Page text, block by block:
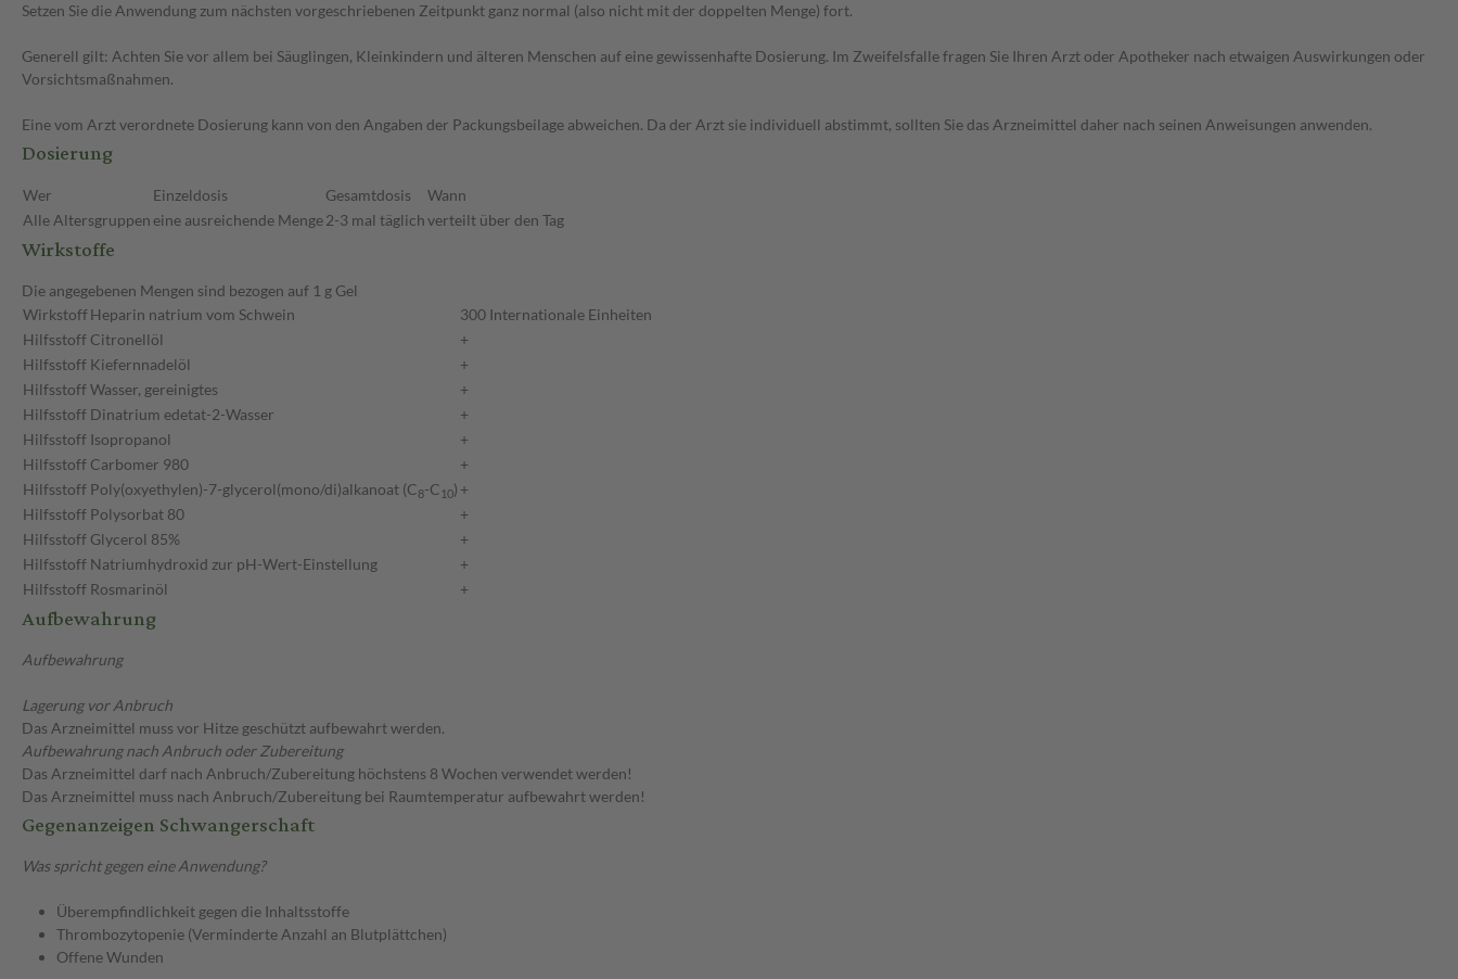
Setzen Sie die Anwendung zum nächsten vorgeschriebenen Zeitpunkt ganz normal (also nicht mit der doppelten Menge) fort.
Generell gilt: Achten Sie vor allem bei Säuglingen, Kleinkindern und älteren Menschen auf eine gewissenhafte Dosierung. Im Zweifelsfalle fragen Sie Ihren Arzt oder Apotheker nach etwaigen Auswirkungen oder
Vorsichtsmaßnahmen.
Eine vom Arzt verordnete Dosierung kann von den Angaben der Packungsbeilage abweichen. Da der Arzt sie individuell abstimmt, sollten Sie das Arzneimittel daher nach seinen Anweisungen anwenden.
Dosierung
Wer Einzeldosis Gesamtdosis
Wann
Alle Altersgruppeneine ausreichende Menge2-3 mal täglichverteilt über den Tag
Wirkstoffe
Die angegebenen Mengen sind bezogen auf 1 g Gel
WirkstoffHeparin natrium vom Schwein
300 Internationale Einheiten
Hilfsstoff Citronellöl
+
Hilfsstoff Kiefernnadelöl
+
HilfsstoffWasser, gereinigtes
+
Hilfsstoff Dinatrium edetat-2-Wasser
+
Hilfsstoff Isopropanol
+
Hilfsstoff Carbomer 980
+
Hilfsstoff Poly(oxyethylen)-7-glycerol(mono/di)alkanoat (C8-C 10) +
Hilfsstoff Polysorbat 80
+
Hilfsstoff Glycerol 85%
+
Hilfsstoff Natriumhydroxid zur pH-Wert-Einstellung
+
Hilfsstoff Rosmarinöl +
Aufbewahrung
Aufbewahrung
Lagerung vor Anbruch
Das Arzneimittel muss vor Hitze geschützt aufbewahrt werden.
Aufbewahrung nach Anbruch oder Zubereitung
Das Arzneimittel darf nach Anbruch/Zubereitung höchstens 8 Wochen verwendet werden!
Das Arzneimittel muss nach Anbruch/Zubereitung bei Raumtemperatur aufbewahrt werden!
Gegenanzeigen Schwangerschaft
Was spricht gegen eine Anwendung?
Überempfindlichkeit gegen die Inhaltsstoffe
Thrombozytopenie (Verminderte Anzahl an Blutplättchen)
Offene Wunden